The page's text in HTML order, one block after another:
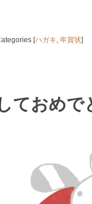
[ハガキ 年賀状]
ておめで